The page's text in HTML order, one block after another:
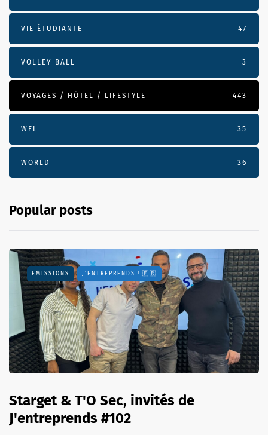
VIE ÉTUDIANTE 47
VOLLEY-BALL 3
VOYAGES / HÔTEL / LIFESTYLE 443
WEL 35
WORLD 36
Popular posts
EMISSIONS J'ENTREPRENDS ! 🇫🇷
Starget & T'O Sec, invités de
J'entreprends #102